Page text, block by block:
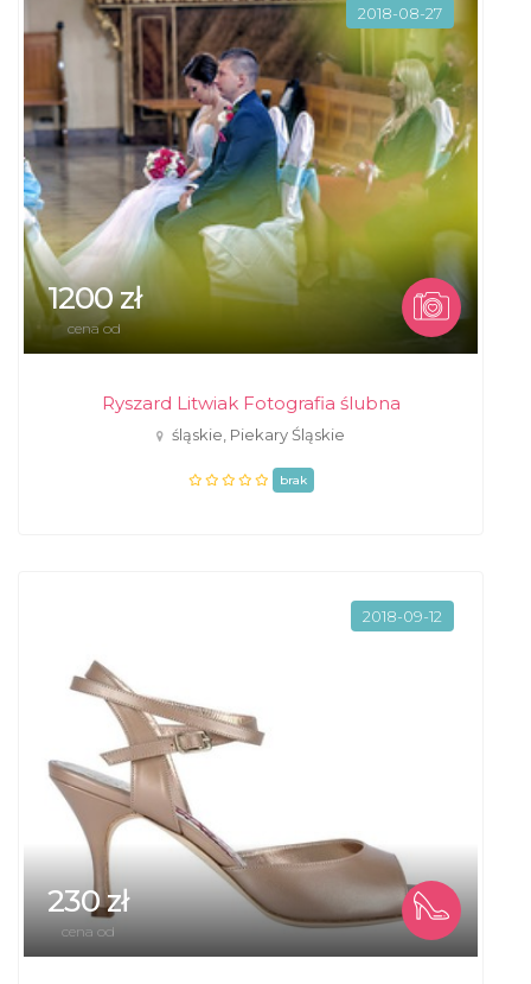
2018-08-27
1200 zł
cena od
Ryszard Litwiak Fotografia ślubna
śląskie, Piekary Śląskie
brak
2018-09-12
230 zł
cena od